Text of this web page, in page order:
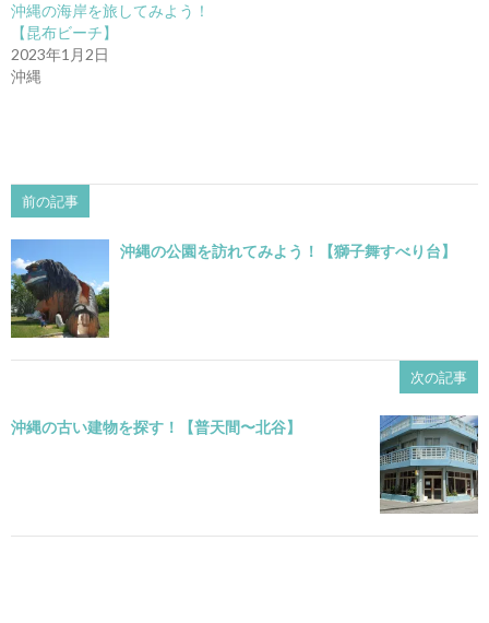
沖縄の海岸を旅してみよう！
【昆布ビーチ】
2023年1月2日
沖縄
前の記事
沖縄の公園を訪れてみよう！【獅子舞すべり台】
次の記事
沖縄の古い建物を探す！【普天間〜北谷】